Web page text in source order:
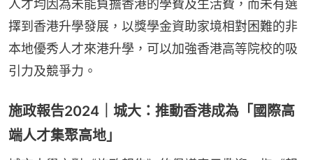
人才均因為未能負擔香港的學費及生活費，而未有選
擇到香港升學發展，以獎學金資助家境相對困難的非
本地優秀人才來港升學，可以加強香港高等院校的吸
引力及競爭力。
施政報告2024｜城大：推動香港成為「國際高
端人才集聚高地」